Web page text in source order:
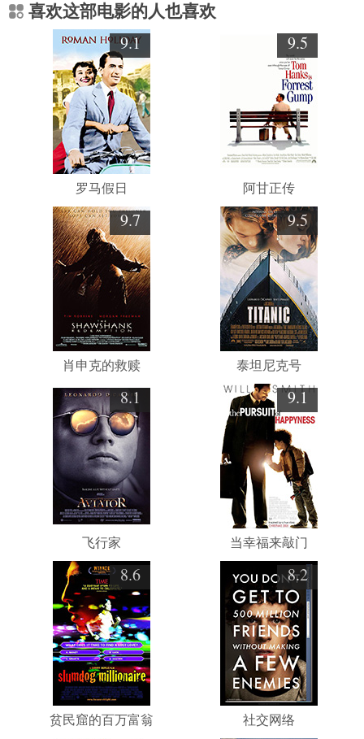
喜欢这部电影的人也喜欢
9.1
罗马假日
9.5
阿甘正传
9.7
肖申克的救赎
9.5
泰坦尼克号
8.1
飞行家
9.1
当幸福来敲门
8.6
贫民窟的百万富翁
8.2
社交网络